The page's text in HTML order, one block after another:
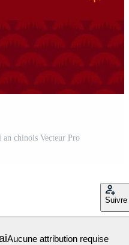
chinois Vecteur Pro
Suivre
Aucune attribution requise